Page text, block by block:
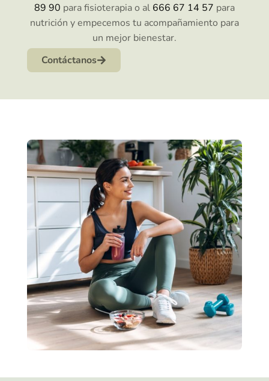
89 90 para fisioterapia o al 666 67 14 57 para
nutrición y empecemos tu acompañamiento para
un mejor bienestar.
Contáctanos